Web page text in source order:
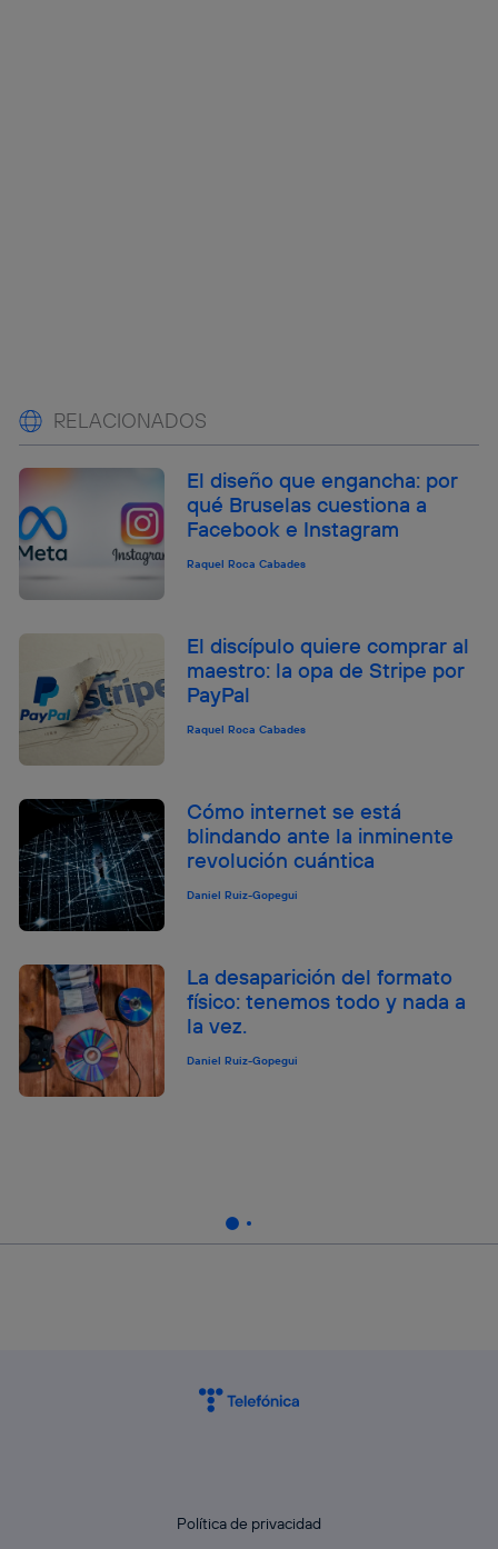
RELACIONADOS
El diseño que engancha: por
qué Bruselas cuestiona a
Facebook e Instagram
Raquel Roca Cabades
El discípulo quiere comprar al
maestro: la opa de Stripe por
PayPal
Raquel Roca Cabades
Cómo internet se está
blindando ante la inminente
revolución cuántica
Daniel Ruiz-Gopegui
La desaparición del formato
físico: tenemos todo y nada a
la vez.
Daniel Ruiz-Gopegui
Política de privacidad